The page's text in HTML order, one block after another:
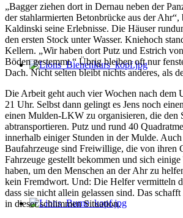
„Bagger ziehen dort in Dernau neben der
der stahlarmierten Betonbrücke aus der
Kaldinski seine Erlebnisse. Die Häuser
den ersten Stock unter Wasser. Kniehoch
Kellern. „Wir haben dort Putz und Estrich
Böden gestemmt.“ Übrig bleiben oft nur
Dach. Nicht selten bleibt nichts anderes, als
Die Arbeit geht auch vier Wochen nach dem
21 Uhr. Selbst dann gelingt es Jens noch
einen Mulden-LKW zu organisieren, die den
abtransportieren. Putz und rund 40
innerhalb einiger Stunden in der Mulde.
Baufahrzeuge sind Freiwillige, die von ihren
Fahrzeuge gestellt bekommen und sich
haben, um den Menschen an der Ahr zu
kein Fremdwort. Und: Die Helfer vermitteln
dass sie nicht allein gelassen sind. Das
in dieser schlimmen Situation.